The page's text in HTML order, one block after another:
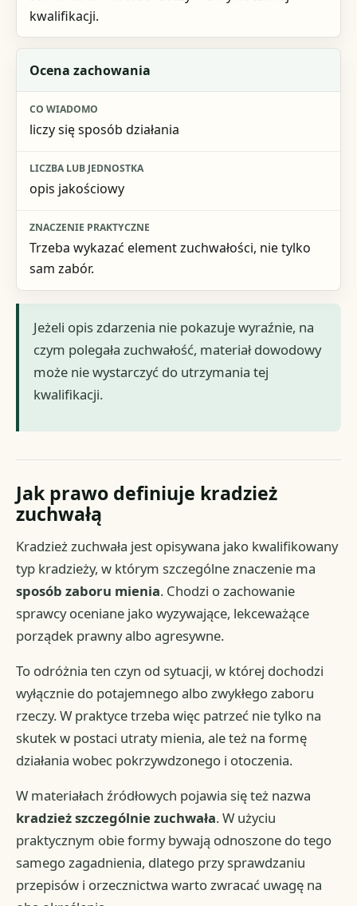
kwalifikacji.
Ocena zachowania
liczy się sposób działania
opis jakościowy
Trzeba wykazać element zuchwałości, nie tylko
sam zabór.
Jeżeli opis zdarzenia nie pokazuje wyraźnie, na
czym polegała zuchwałość, materiał dowodowy
może nie wystarczyć do utrzymania tej
kwalifikacji.
Jak prawo definiuje kradzież
zuchwałą
Kradzież zuchwała jest opisywana jako kwalifikowany
typ kradzieży, w którym szczególne znaczenie ma
sposób zaboru mienia. Chodzi o zachowanie
sprawcy oceniane jako wyzywające, lekceważące
porządek prawny albo agresywne.
To odróżnia ten czyn od sytuacji, w której dochodzi
wyłącznie do potajemnego albo zwykłego zaboru
rzeczy. W praktyce trzeba więc patrzeć nie tylko na
skutek w postaci utraty mienia, ale też na formę
działania wobec pokrzywdzonego i otoczenia.
W materiałach źródłowych pojawia się też nazwa
kradzież szczególnie zuchwała. W użyciu
praktycznym obie formy bywają odnoszone do tego
samego zagadnienia, dlatego przy sprawdzaniu
przepisów i orzecznictwa warto zwracać uwagę na